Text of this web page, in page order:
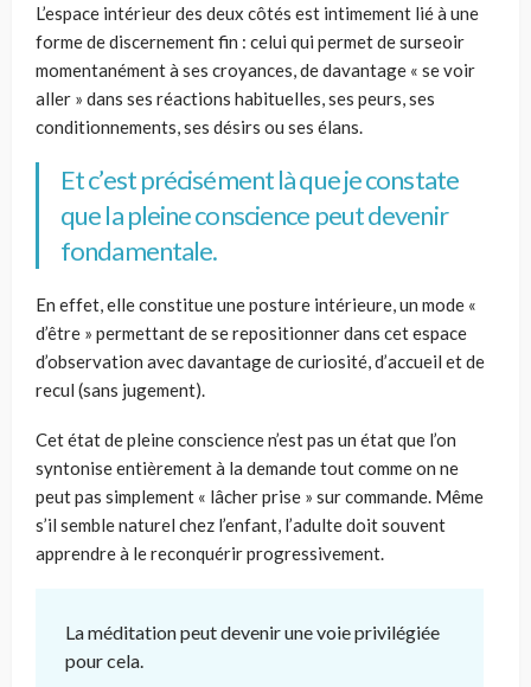
L’espace intérieur des deux côtés est intimement lié à une
forme de discernement fin : celui qui permet de surseoir
momentanément à ses croyances, de davantage « se voir
aller » dans ses réactions habituelles, ses peurs, ses
conditionnements, ses désirs ou ses élans.
Et c’est précisément là que je constate
que la pleine conscience peut devenir
fondamentale.
En effet, elle constitue une posture intérieure, un mode «
d’être » permettant de se repositionner dans cet espace
d’observation avec davantage de curiosité, d’accueil et de
recul (sans jugement).
Cet état de pleine conscience n’est pas un état que l’on
syntonise entièrement à la demande tout comme on ne
peut pas simplement « lâcher prise » sur commande. Même
s’il semble naturel chez l’enfant, l’adulte doit souvent
apprendre à le reconquérir progressivement.
La méditation peut devenir une voie privilégiée
pour cela.